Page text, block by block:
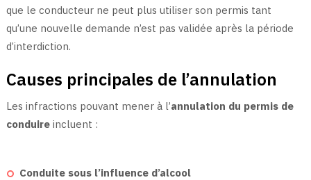
que le conducteur ne peut plus utiliser son permis tant
qu’une nouvelle demande n’est pas validée après la période
d’interdiction.
Causes principales de l’annulation
Les infractions pouvant mener à l’annulation du permis de
conduireincluent :
Conduite sous l’influence d’alcool